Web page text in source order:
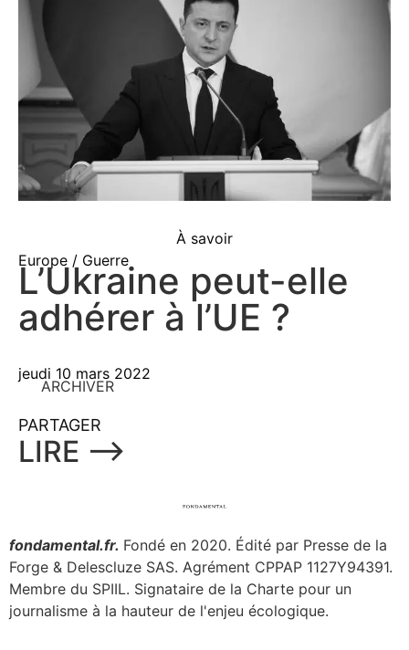
À savoir
Europe / Guerre
L’Ukraine peut-elle
adhérer à l’UE ?
jeudi 10 mars 2022
ARCHIVER
PARTAGER
LIRE ⟶
fondamental.fr. Fondé en 2020. Édité par Presse de la
Forge & Delescluze SAS. Agrément CPPAP 1127Y94391.
Membre du SPIIL. Signataire de la Charte pour un
journalisme à la hauteur de l'enjeu écologique.